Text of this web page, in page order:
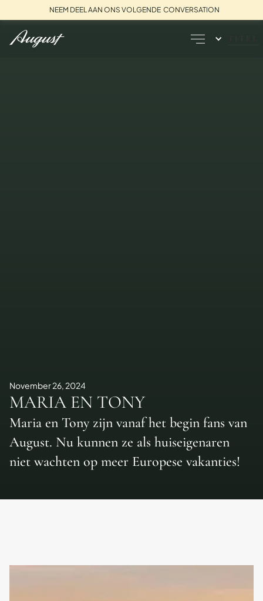
NEEM DEEL AAN ONS VOLGENDE CONVERSATION
November 26, 2024
MARIA EN TONY
Maria en Tony zijn vanaf het begin fans van
August. Nu kunnen ze als huiseigenaren
niet wachten op meer Europese vakanties!